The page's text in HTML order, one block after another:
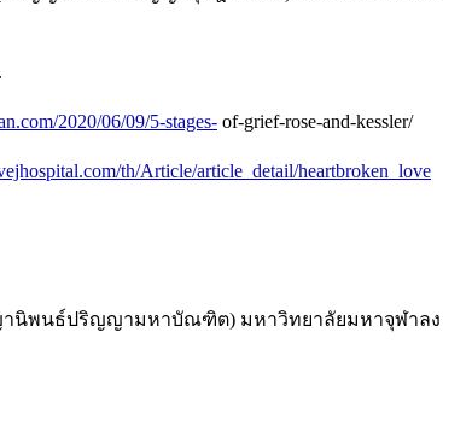
2020/06/09/5-stages- of-grief-rose-and-kessler/
th/Article/article_detail/heartbroken_love
านิพนธ์ปริญญามหาบัณฑิต) มหาวิทยาลัยมหาจุฬาลง